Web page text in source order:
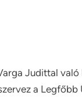
Judittal való
a Legfőbb